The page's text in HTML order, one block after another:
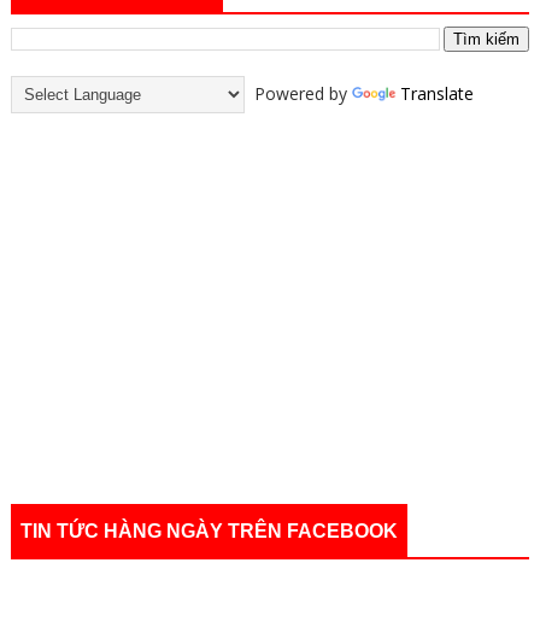
Powered by Translate
TIN TỨC HÀNG NGÀY TRÊN FACEBOOK